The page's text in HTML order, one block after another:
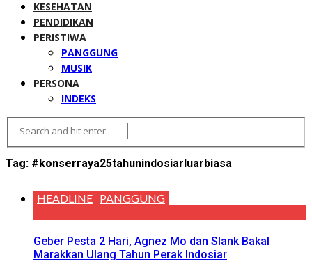
KESEHATAN
PENDIDIKAN
PERISTIWA
PANGGUNG
MUSIK
PERSONA
INDEKS
Tag: #konserraya25tahunindosiarluarbiasa
HEADLINE PANGGUNG
Geber Pesta 2 Hari, Agnez Mo dan Slank Bakal
Marakkan Ulang Tahun Perak Indosiar